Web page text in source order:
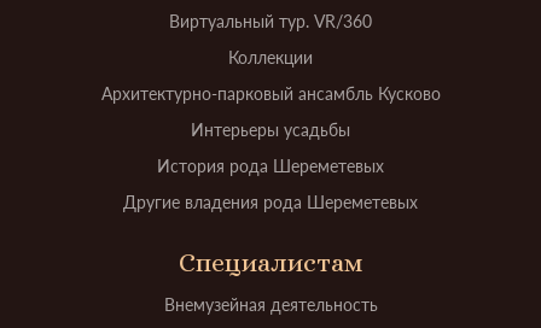
Виртуальный тур. VR/360
Коллекции
Архитектурно-парковый ансамбль Кусково
Интерьеры усадьбы
История рода Шереметевых
Другие владения рода Шереметевых
Специалистам
Внемузейная деятельность